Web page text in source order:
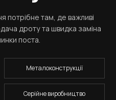
потрібне там, де важливі
дроту та швидка заміна
поста.
Металоконструкції
Серійне виробництво